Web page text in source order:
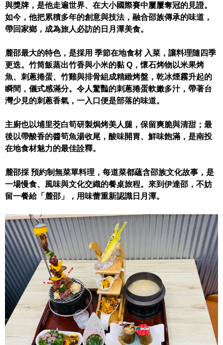
與獎牌，是他走遍世界、在大小國際賽中屢屢奪冠的見證。
如今，他把累積多年的創意與技法，融合邵族傳承的味道，
帶回家鄉，成為旅人必訪的日月潭美食。
麓邵最大的特色，是採用 季節在地食材 入菜，讓料理隨四季
更迭。竹筒飯蒸出竹香與小米的黏 Q，懷石烤物以米果烤
魚、刺蔥捲蛋、竹雞與排骨組成精緻烤盤，乾冰煙霧升起的
瞬間，儀式感滿分。令人驚豔的刺蔥捲蛋軟嫩多汁，帶著台
灣少見的刺蔥香氣，一入口便是部落的味道。
主廚也以埔里茭白筍研製焗烤美人腿，保留爽脆與清甜；最
後以帶酸香的醬筍魚湯收尾，酸味開胃、鮮味飽滿，是南投
在地食材魅力的最佳詮釋。
麓邵採 預約制無菜單料理，每道菜都蘊含邵族文化故事，是
一場慢食、風味與文化交織的餐桌旅程。來到伊達邵，不妨
留一餐給「麓邵」，用味蕾重新認識日月潭。